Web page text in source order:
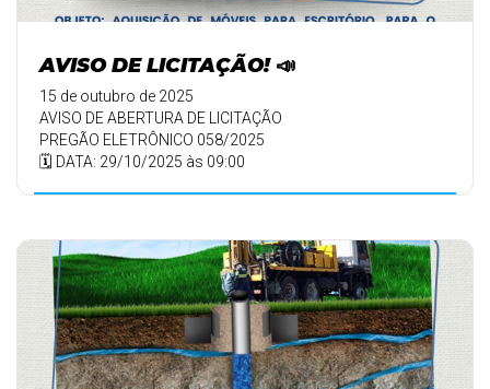
AVISO DE LICITAÇÃO! 📣
15 de outubro de 2025
AVISO DE ABERTURA DE LICITAÇÃO
PREGÃO ELETRÔNICO 058/2025
🗓️ DATA: 29/10/2025 às 09:00